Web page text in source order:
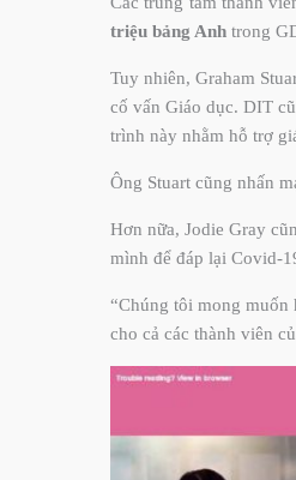
triệu bảng Anh trong
Tuy nhiên, Graham
cố vấn Giáo dục. DIT
trình này nhằm hỗ trợ
Ông Stuart cũng nhấn
Hơn nữa, Jodie Gray
mình để đáp lại Covid-
“Chúng tôi mong
cho cả các thành viên